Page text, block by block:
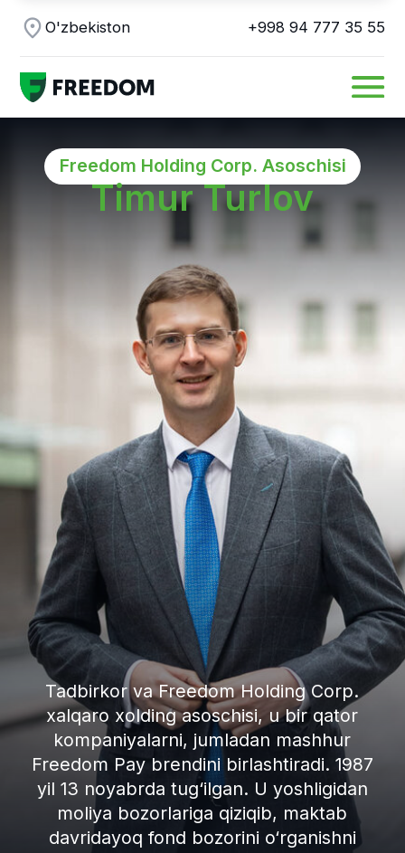
O'zbekiston +998 94 777 35 55
Freedom Holding Corp. Asoschisi
Timur Turlov
Tadbirkor va Freedom Holding Corp.
xalqaro xolding asoschisi, u bir qator
kompaniyalarni, jumladan mashhur
Freedom Pay brendini birlashtiradi. 1987
yil 13 noyabrda tug‘ilgan. U yoshligidan
moliya bozorlariga qiziqib, maktab
davridayoq fond bozorini o‘rganishni
boshlagan va ilk investitsiyalarini amalga
Xalqaro e’tirof sari
yo‘limiz
2008 yilda Timur Turlov Freedom
Finance kompaniyasiga asos soldi.